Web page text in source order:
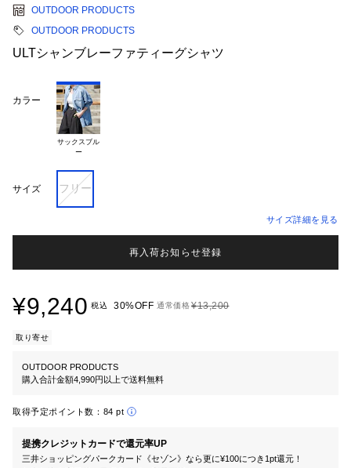
OUTDOOR PRODUCTS
OUTDOOR PRODUCTS
ULTシャンブレーファティーグシャツ
カラー
サックスブル
ー
サイズ フリー
サイズ詳細を見る
再入荷お知らせ登録
¥9,240 税込 30%OFF 通常価格¥13,200
取り寄せ
OUTDOOR PRODUCTS
購入合計金額4,990円以上で送料無料
取得予定ポイント数： 84 pt
提携クレジットカードで還元率UP
三井ショッピングパークカード《セゾン》なら更に¥100につき1pt還元！